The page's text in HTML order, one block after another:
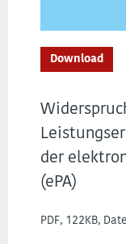
Download
der
(ePA)
PDF, 122KB,